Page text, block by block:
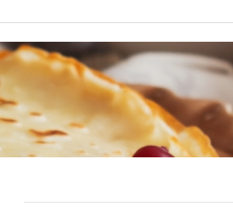
小計:
密碼